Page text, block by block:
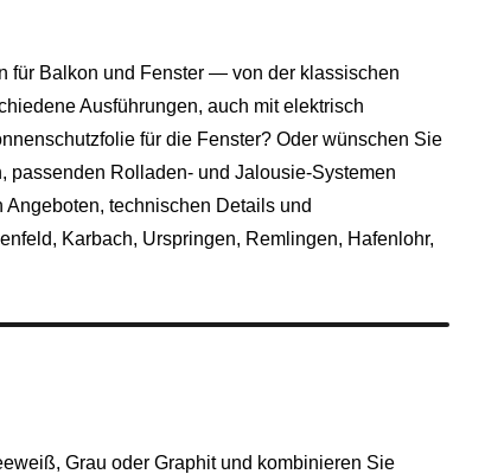
für Balkon und Fenster — von der klassischen
Ausführungen, auch mit elektrisch
für die Fenster? Oder wünschen Sie
passenden Rolladen- und Jalousie-Systemen
technischen Details und
, Karbach, Urspringen, Remlingen, Hafenlohr,
Grau oder Graphit und kombinieren Sie